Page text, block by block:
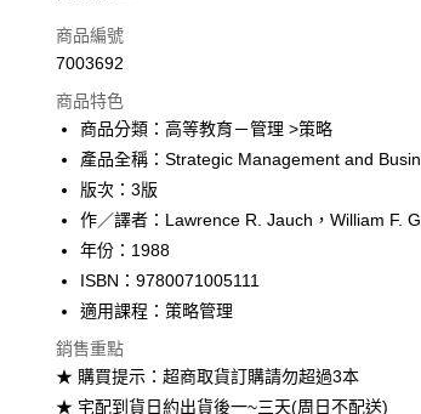
信用卡一次付款
Apple Pay
Google Pay
ATM付款
運送方式
每筆NT$60
商品編號
7003692
商品特色
商品分類：高等教育－管理 >策略
產品全稱：Strategic Management and
版次：3版
作／譯者：Lawrence R. Jauch，William F.
年份：1988
ISBN：9780071005111
適用課程：策略管理
銷售重點
★ 購買提示：超商取貨訂購請勿超過3本
★ 宅配到貨日約出貨後一~三天(周日不配送)